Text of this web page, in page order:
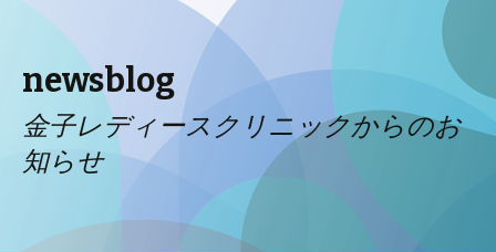
newsblog
金子レディースクリニックからのお
知らせ